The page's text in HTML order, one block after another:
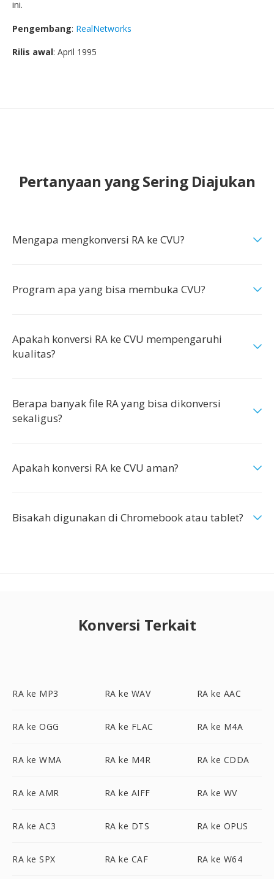
ini.
Pengembang: RealNetworks
Rilis awal: April 1995
Pertanyaan yang Sering Diajukan
Mengapa mengkonversi RA ke CVU?
Program apa yang bisa membuka CVU?
Apakah konversi RA ke CVU mempengaruhi
kualitas?
Berapa banyak file RA yang bisa dikonversi
sekaligus?
Apakah konversi RA ke CVU aman?
Bisakah digunakan di Chromebook atau tablet?
Konversi Terkait
RA ke MP3 RA ke WAV RA ke AAC
RA ke OGG RA ke FLAC RA ke M4A
RA ke WMA RA ke M4R RA ke CDDA
RA ke AMR RA ke AIFF RA ke WV
RA ke AC3 RA ke DTS RA ke OPUS
RA ke SPX RA ke CAF RA ke W64